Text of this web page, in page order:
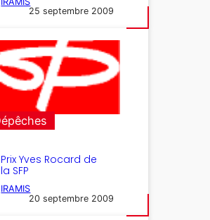
25 septembre 2009
Prix Yves Rocard de
la SFP
IRAMIS
20 septembre 2009